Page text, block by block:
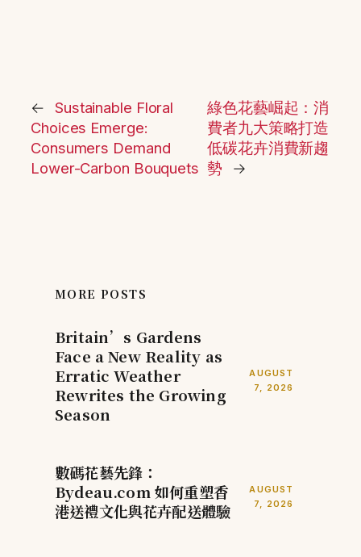
←
Sustainable Floral
Choices Emerge:
Consumers Demand
Lower-Carbon Bouquets
綠色花藝崛起：消
費者九大策略打造
低碳花卉消費新趨
勢
→
MORE POSTS
Britain’s Gardens
Face a New Reality as
Erratic Weather
Rewrites the Growing
Season
AUGUST
7, 2026
數碼花藝先鋒：
Bydeau.com 如何重塑香
港送禮文化與花卉配送體驗
AUGUST
7, 2026